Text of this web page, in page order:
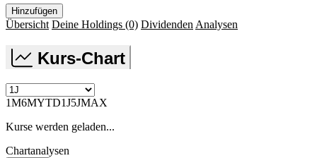
Hinzufügen
Übersicht Deine Holdings (0) Dividenden Analysen
Kurs-Chart
1M6MYTD1J5JMAX
Kurse werden geladen...
Chartanalysen